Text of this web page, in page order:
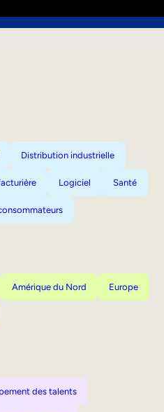
Distribution industrielle
Logiciel Santé
Amérique du Nord Europe
des talents